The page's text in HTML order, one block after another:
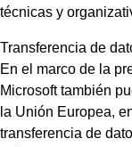
técnicas y
Transferencia de
En el marco de la
Microsoft también
la Unión Europea,
transferencia de